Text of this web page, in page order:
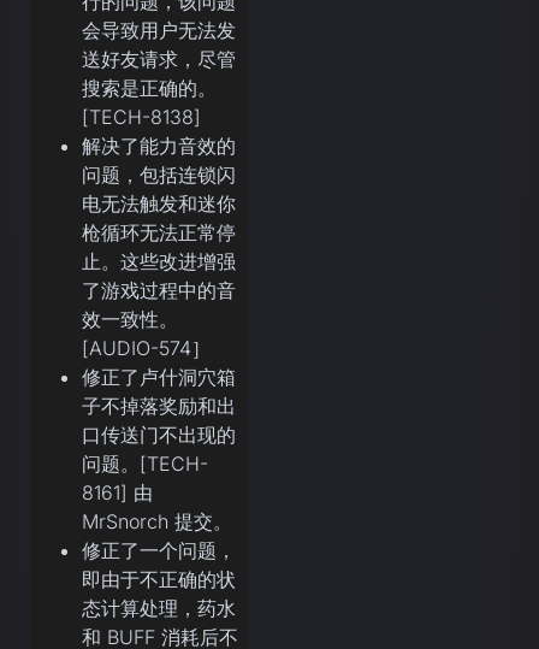
会导致用户无法发
送好友请求，尽管
搜索是正确的。
[TECH-8138]
解决了能力音效的
问题，包括连锁闪
电无法触发和迷你
枪循环无法正常停
止。这些改进增强
了游戏过程中的音
效一致性。
[AUDIO-574］
修正了卢什洞穴箱
子不掉落奖励和出
口传送门不出现的
问题。[TECH-
8161] 由
MrSnorch 提交。
修正了一个问题，
即由于不正确的状
态计算处理，药水
和 BUFF 消耗后不